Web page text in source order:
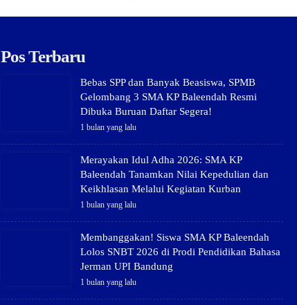
Pos Terbaru
Bebas SPP dan Banyak Beasiswa, SPMB
Gelombang 3 SMA KP Baleendah Resmi
Dibuka Buruan Daftar Segera!
1 bulan yang lalu
Merayakan Idul Adha 2026: SMA KP
Baleendah Tanamkan Nilai Kepedulian dan
Keikhlasan Melalui Kegiatan Kurban
1 bulan yang lalu
Membanggakan! Siswa SMA KP Baleendah
Lolos SNBT 2026 di Prodi Pendidikan Bahasa
Jerman UPI Bandung
1 bulan yang lalu